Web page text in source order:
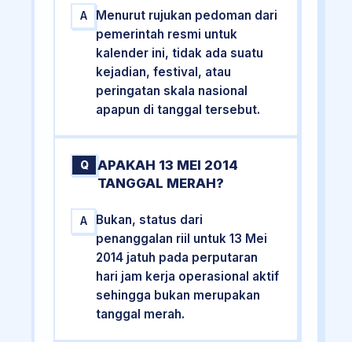
A
Menurut rujukan pedoman dari
pemerintah resmi untuk
kalender ini, tidak ada suatu
kejadian, festival, atau
peringatan skala nasional
apapun di tanggal tersebut.
Q
APAKAH 13 MEI 2014
TANGGAL MERAH?
A
Bukan, status dari
penanggalan riil untuk 13 Mei
2014 jatuh pada perputaran
hari jam kerja operasional aktif
sehingga bukan merupakan
tanggal merah.